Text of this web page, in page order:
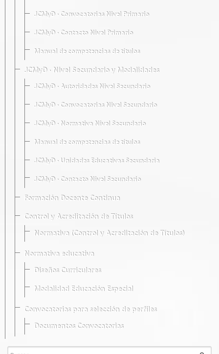
JCMyD · Convocatorias Nivel Primario
JCMyD · Contacto Nivel Primario
Manual de competencias de títulos
JCMyD · Nivel Secundario y Modalidades
JCMyD · Autoridades Nivel Secundario
JCMyD · Convocatorias Nivel Secundario
JCMyD · Normativa Nivel Secundario
Manual de competencias de títulos
JCMyD · Unidades Educativas Secundaria
JCMyD · Contacto Nivel Secundario
Formación Docente Continua
Control y Acreditación de Títulos
Normativa (Control y Acreditación de Títulos)
Normativa educativa
Diseños Curriculares
Modalidad Educación Especial
Convocatorias para selección de perfiles
Documentos Convocatorias